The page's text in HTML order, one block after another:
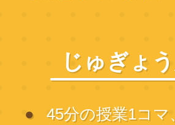
じゅぎょ
45分の授業1コ